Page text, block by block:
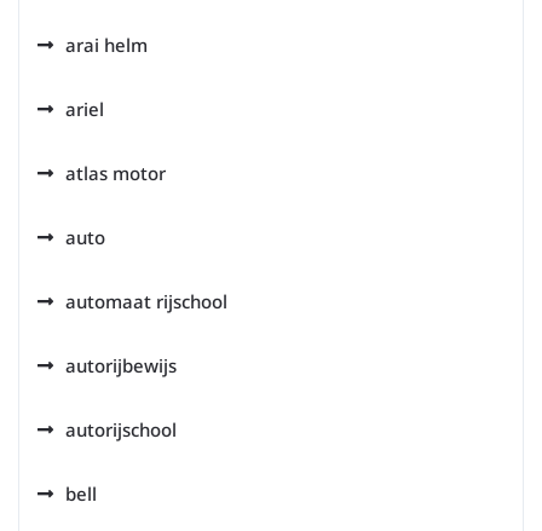
arai helm
ariel
atlas motor
auto
automaat rijschool
autorijbewijs
autorijschool
bell